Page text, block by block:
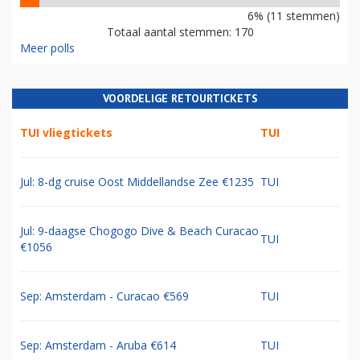
6% (11 stemmen)
Totaal aantal stemmen: 170
Meer polls
VOORDELIGE RETOURTICKETS
TUI vliegtickets TUI
Jul: 8-dg cruise Oost Middellandse Zee €1235 TUI
Jul: 9-daagse Chogogo Dive & Beach Curacao
€1056
TUI
Sep: Amsterdam - Curacao €569 TUI
Sep: Amsterdam - Aruba €614 TUI